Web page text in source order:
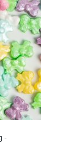
-